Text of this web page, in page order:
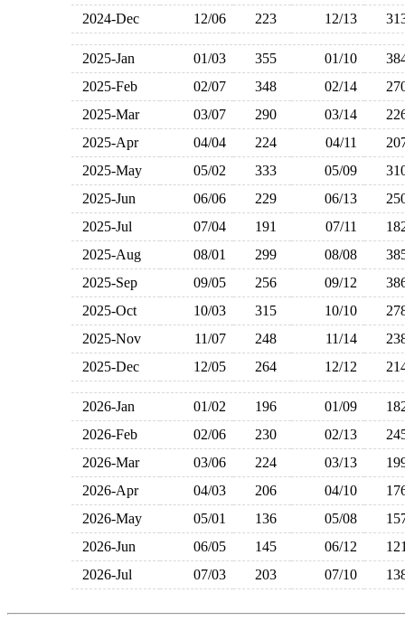
2024-Dec
12/06 223 12/13
2025-Jan 01/03 355 01/10
2025-Feb
02/07 348 02/14
2025-Mar
03/07 290 03/14
2025-Apr
04/04 224 04/11
2025-May
05/02 333 05/09
2025-Jun
06/06 229 06/13
2025-Jul
07/04 191 07/11
2025-Aug
08/01 299 08/08
2025-Sep
09/05 256 09/12
2025-Oct
10/03 315 10/10
2025-Nov
11/07 248 11/14
2025-Dec
12/05 264 12/12
2026-Jan 01/02 196 01/09
2026-Feb
02/06 230 02/13
2026-Mar
03/06 224 03/13
2026-Apr
04/03 206 04/10
2026-May
05/01 136 05/08
2026-Jun
06/05 145 06/12
2026-Jul
07/03 203 07/10